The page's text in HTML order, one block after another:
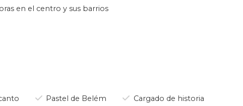
en el centro y sus barrios
sus barrios Alfama y Chiado.
Pastel de Belém
Cargado de historia